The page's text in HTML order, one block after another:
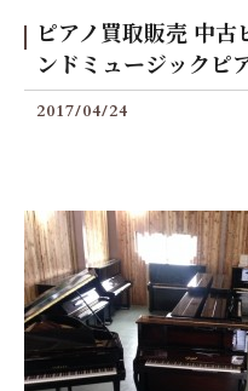
ピアノ買取販売 中古
ンドミュージックピ
2017/04/24